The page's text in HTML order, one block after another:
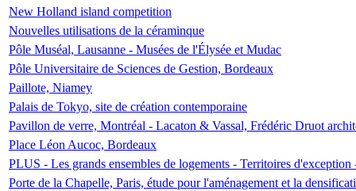
New Holland island competition
Nouvelles utilisations de la céraminque
Pôle Muséal, Lausanne - Musées de l'Élysée et Mudac
Pôle Universitaire de Sciences de Gestion, Bordeaux
Paillote, Niamey
Palais de Tokyo, site de création contemporaine
Pavillon de verre, Montréal - Lacaton & Vassal, Frédéric Druot
Place Léon Aucoc, Bordeaux
PLUS - Les grands ensembles de logements - Territoires
Porte de la Chapelle, Paris, étude pour l'aménagement et la